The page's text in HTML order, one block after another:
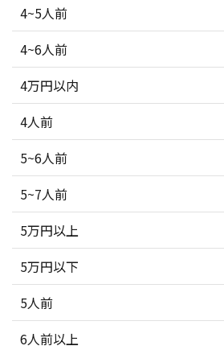
4~5人前
4~6人前
4万円以内
4人前
5~6人前
5~7人前
5万円以上
5万円以下
5人前
6人前以上